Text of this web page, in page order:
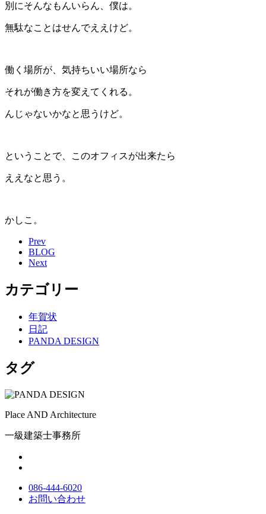
別にそんなもんいらん、僕は。
無駄なことはせんでええけど。
働く場所が、気持ちいい場所なら
それが働き方を変えてくれる。
んじゃないかなと思うけど。
ということで、このオフィスが出来たら
ええなと思う。
かしこ。
Prev
BLOG
Next
カテゴリー
年賀状
日記
PANDA DESIGN
タグ
Place AND Architecture
一級建築士事務所
086-444-6020
お問い合わせ